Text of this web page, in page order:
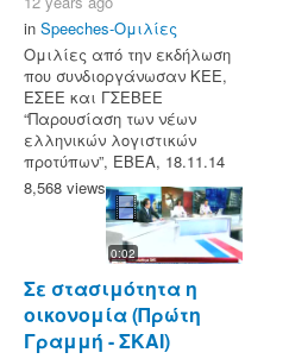
in Speeches-Ομιλίες
Ομιλίες από την εκδήλωση
που συνδιοργάνωσαν ΚΕΕ,
ΕΣΕΕ και ΓΣΕΒΕΕ
“Παρουσίαση των νέων
ελληνικών λογιστικών
προτύπων”, ΕΒΕΑ, 18.11.14
8,568 views
0:02
Σε στασιμότητα η
οικονομία (Πρώτη
Γραμμή - ΣΚΑΙ)